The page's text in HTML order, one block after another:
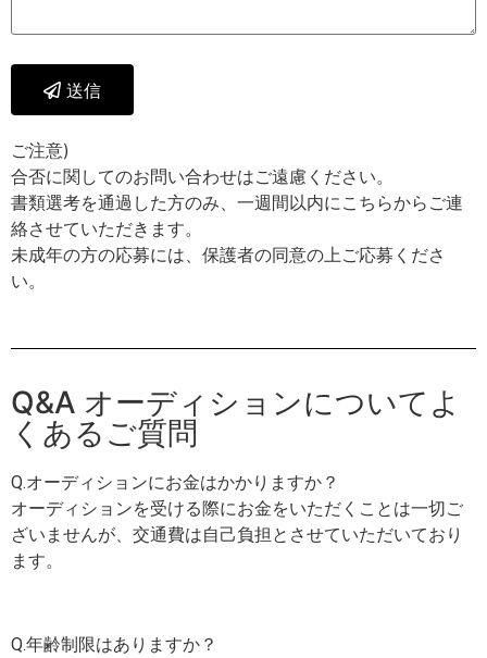
送信
ご注意)
合否に関してのお問い合わせはご遠慮ください。
書類選考を通過した方のみ、一週間以内にこちらからご連
絡させていただきます。
未成年の方の応募には、保護者の同意の上ご応募くださ
い。
Q&A オーディションについてよ
くあるご質問
Q.オーディションにお金はかかりますか？
オーディションを受ける際にお金をいただくことは一切ご
ざいませんが、交通費は自己負担とさせていただいており
ます。
Q.年齢制限はありますか？